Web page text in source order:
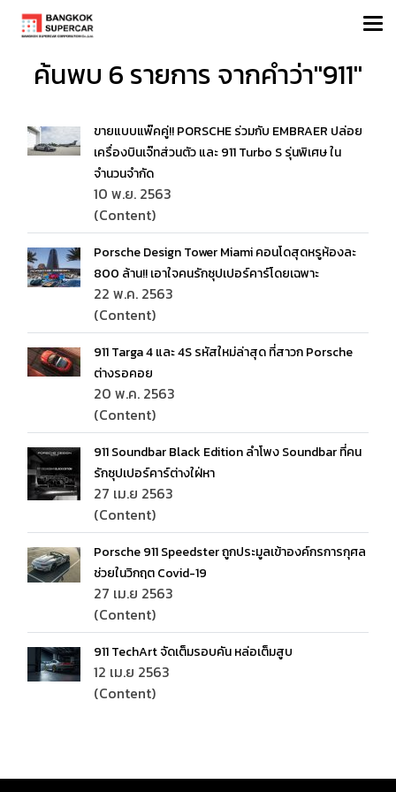
ค้นพบ 6 รายการ จากคำว่า"911"
ขายแบบแพ๊คคู่!! PORSCHE ร่วมกับ EMBRAER ปล่อย
เครื่องบินเจ๊ทส่วนตัว และ 911 Turbo S รุ่นพิเศษ ใน
จำนวนจำกัด
10 พ.ย. 2563
(Content)
Porsche Design Tower Miami คอนโดสุดหรูห้องละ
800 ล้าน!! เอาใจคนรักซุปเปอร์คาร์โดยเฉพาะ
22 พ.ค. 2563
(Content)
911 Targa 4 และ 4S รหัสใหม่ล่าสุด ที่สาวก Porsche
ต่างรอคอย
20 พ.ค. 2563
(Content)
911 Soundbar Black Edition ลำโพง Soundbar ที่คน
รักซุปเปอร์คาร์ต่างใฝ่หา
27 เม.ย 2563
(Content)
Porsche 911 Speedster ถูกประมูลเข้าองค์กรการกุศล
ช่วยในวิกฤต Covid-19
27 เม.ย 2563
(Content)
911 TechArt จัดเต็มรอบคัน หล่อเต็มสูบ
12 เม.ย 2563
(Content)